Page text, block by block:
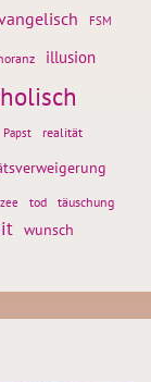
FSM
illusion
Papst realität
tod täuschung
wunsch